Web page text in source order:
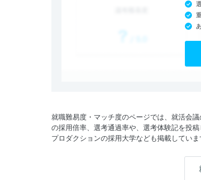
就職難易度・マッチ度のページでは、就活会
の採用倍率、選考通過率や、選考体験記を投
プロダクションの採用大学なども掲載してい